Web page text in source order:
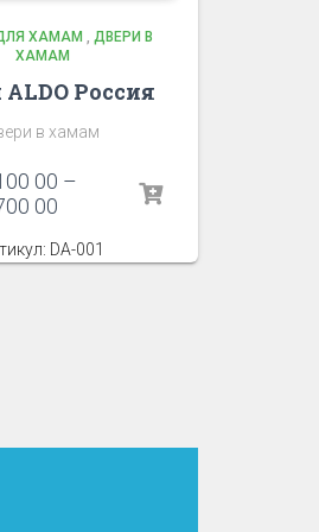
ХАМАМ
ДВЕРИ В
ХАМАМ
Россия
в хамам
00 –
00
DA-001